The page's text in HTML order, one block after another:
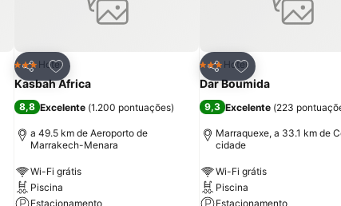
Partilhar
Adicionar aos favoritos
3 Estrelas
Hotel
Kasbah Africa
8,8 Excelente (1.200 pontuações)
a 49.5 km de Aeroporto de
Marrakech-Menara
Wi-Fi grátis
Piscina
Estacionamento
Partilhar
Adicionar aos
3 Estrelas
Hotel
Dar Boumida
9,3 Excelente (223
Marraquexe, a 33.1 km de
cidade
Wi-Fi grátis
Piscina
Estacionamento